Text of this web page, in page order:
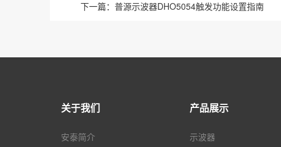
下一篇： 普源示波器DHO5054触发功能设置指南
关于我们
安泰简介
产品展示
示波器